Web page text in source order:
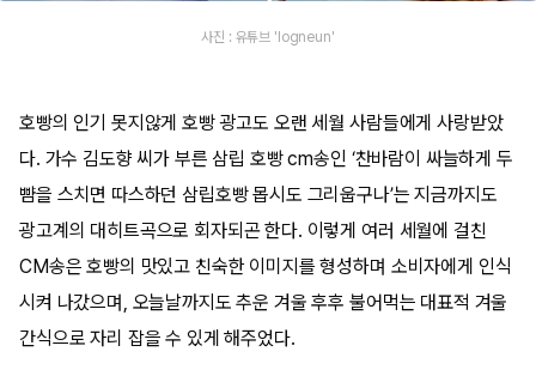
사진 : 유튜브 'logneun'
호빵의 인기 못지않게 호빵 광고도 오랜 세월 사람들에게 사랑받았
다. 가수 김도향 씨가 부른 삼립 호빵 cm송인 ‘찬바람이 싸늘하게 두
뺨을 스치면 따스하던 삼립호빵 몹시도 그리웁구나’는 지금까지도
광고계의 대히트곡으로 회자되곤 한다. 이렇게 여러 세월에 걸친
CM송은 호빵의 맛있고 친숙한 이미지를 형성하며 소비자에게 인식
시켜 나갔으며, 오늘날까지도 추운 겨울 후후 불어먹는 대표적 겨울
간식으로 자리 잡을 수 있게 해주었다.